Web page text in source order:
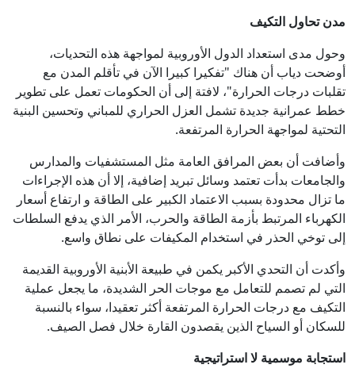
مدن تحاول التكيف
وحول مدى استعداد الدول الأوروبية لمواجهة هذه التحديات،
أوضحت دياب أن هناك "تفكيرا كبيرا الآن في تأقلم المدن مع
تقلبات درجات الحرارة"، لافتة إلى أن الحكومات تعمل على تطوير
خطط عمرانية جديدة تشمل العزل الحراري للمباني وتحسين البنية
التحتية لمواجهة الحرارة المرتفعة.
وأضافت أن بعض المرافق العامة مثل المستشفيات والمدارس
والجامعات بدأت تعتمد وسائل تبريد إضافية، إلا أن هذه الإجراءات
ما تزال محدودة بسبب الاعتماد الكبير على الطاقة و ارتفاع أسعار
الكهرباء المرتبط بأزمة الطاقة والحرب، الأمر الذي يدفع السلطات
إلى توخي الحذر في استخدام المكيفات على نطاق واسع.
وأكدت أن التحدي الأكبر يكمن في طبيعة الأبنية الأوروبية القديمة
التي لم تصمم للتعامل مع موجات الحر الشديدة، ما يجعل عملية
التكيف مع درجات الحرارة المرتفعة أكثر تعقيدا، سواء بالنسبة
للسكان أو السياح الذين يقصدون القارة خلال فصل الصيف.
استجابة موسمية لا استراتيجية